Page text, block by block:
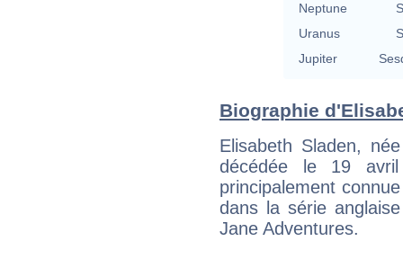
Neptune
Uranus
Jupiter
Biographie
Elisabeth Sladen,
décédée le 19
principalement
dans la série
Jane Adventures.